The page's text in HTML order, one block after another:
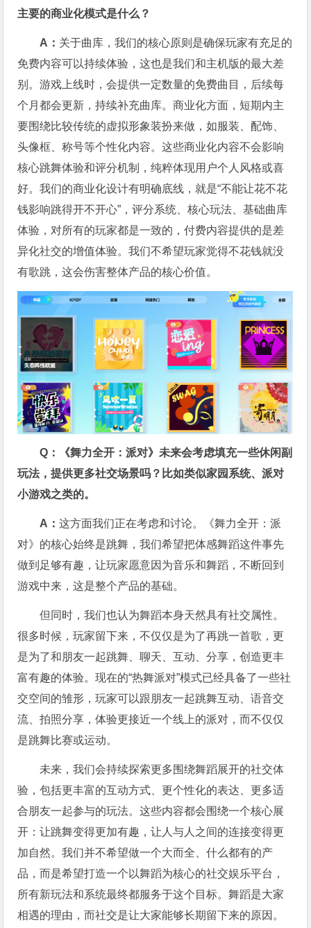
主要的商业化模式是什么？
A： 关于曲库，我们的核心原则是确保玩家有充足的
免费内容可以持续体验，这也是我们和主机版的最大差
别。游戏上线时，会提供一定数量的免费曲目，后续每
个月都会更新，持续补充曲库。商业化方面，短期内主
要围绕比较传统的虚拟形象装扮来做，如服装、配饰、
头像框、称号等个性化内容。这些商业化内容不会影响
核心跳舞体验和评分机制，纯粹体现用户个人风格或喜
好。我们的商业化设计有明确底线，就是“不能让花不花
钱影响跳得开不开心”，评分系统、核心玩法、基础曲库
体验，对所有的玩家都是一致的，付费内容提供的是差
异化社交的增值体验。我们不希望玩家觉得不花钱就没
有歌跳，这会伤害整体产品的核心价值。
Q：《舞力全开：派对》未来会考虑填充一些休闲副
玩法，提供更多社交场景吗？比如类似家园系统、派对
小游戏之类的。
A：这方面我们正在考虑和讨论。《舞力全开：派
对》的核心始终是跳舞，我们希望把体感舞蹈这件事先
做到足够有趣，让玩家愿意因为音乐和舞蹈，不断回到
游戏中来，这是整个产品的基础。
但同时，我们也认为舞蹈本身天然具有社交属性。
很多时候，玩家留下来，不仅仅是为了再跳一首歌，更
是为了和朋友一起跳舞、聊天、互动、分享，创造更丰
富有趣的体验。现在的“热舞派对”模式已经具备了一些社
交空间的雏形，玩家可以跟朋友一起跳舞互动、语音交
流、拍照分享，体验更接近一个线上的派对，而不仅仅
是跳舞比赛或运动。
未来，我们会持续探索更多围绕舞蹈展开的社交体
验，包括更丰富的互动方式、更个性化的表达、更多适
合朋友一起参与的玩法。这些内容都会围绕一个核心展
开：让跳舞变得更加有趣，让人与人之间的连接变得更
加自然。我们并不希望做一个大而全、什么都有的产
品，而是希望打造一个以舞蹈为核心的社交娱乐平台，
所有新玩法和系统最终都服务于这个目标。舞蹈是大家
相遇的理由，而社交是让大家能够长期留下来的原因。